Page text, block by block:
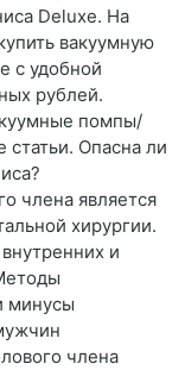
Deluxe. На
вакуумную
с удобной
рублей.
помпы/
Опасна ли
члена является
хирургии.
и
минусы
члена